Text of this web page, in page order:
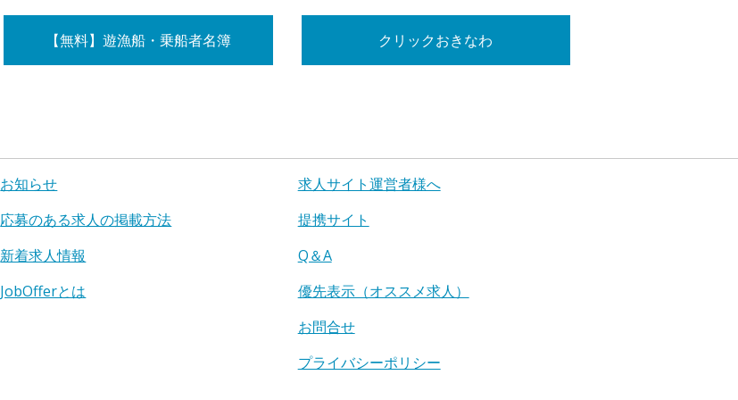
【無料】遊漁船・乗船者名簿 クリックおきなわ
お知らせ
応募のある求人の掲載方法
新着求人情報
JobOfferとは
求人サイト運営者様へ
提携サイト
Q＆A
優先表示（オススメ求人）
お問合せ
プライバシーポリシー